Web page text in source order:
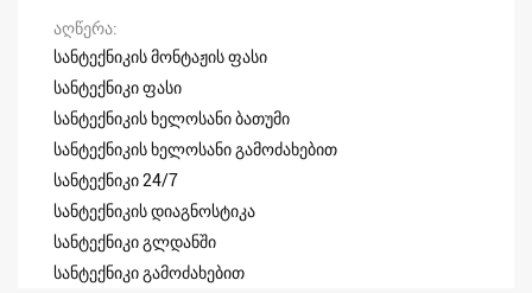
აღწერა
სანტექნიკის მონტაჟის ფასი
სანტექნიკი ფასი
სანტექნიკის ხელოსანი ბათუმი
სანტექნიკის ხელოსანი გამოძახებით
სანტექნიკი 24/7
სანტექნიკის დიაგნოსტიკა
სანტექნიკი გლდანში
სანტექნიკი გამოძახებით